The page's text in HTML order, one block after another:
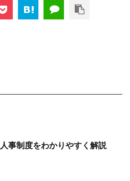
事制度をわかりやすく解説